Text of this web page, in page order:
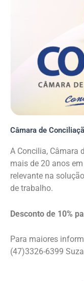
Câmara de
A Concilia, Câmara
mais de 20 anos
relevante na
de trabalho.
Desconto de 10%
Para maiores
(47)3326-6399